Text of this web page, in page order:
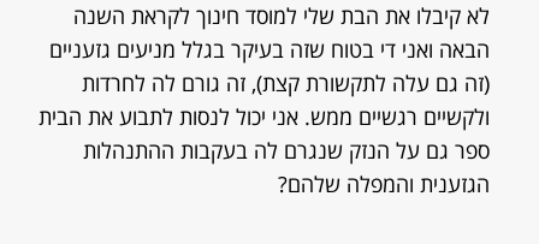
לא קיבלו את הבת שלי למוסד חינוך לקראת השנה
הבאה ואני די בטוח שזה בעיקר בגלל מניעים גזעניים
(זה גם עלה לתקשורת קצת), זה גורם לה לחרדות
ולקשיים רגשיים ממש. אני יכול לנסות לתבוע את הבית
ספר גם על הנזק שנגרם לה בעקבות ההתנהלות
הגזענית והמפלה שלהם?